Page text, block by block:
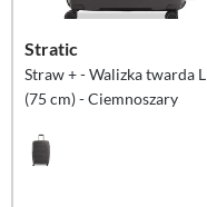
Stratic
Straw + - Walizka twarda L
(75 cm) - Ciemnoszary